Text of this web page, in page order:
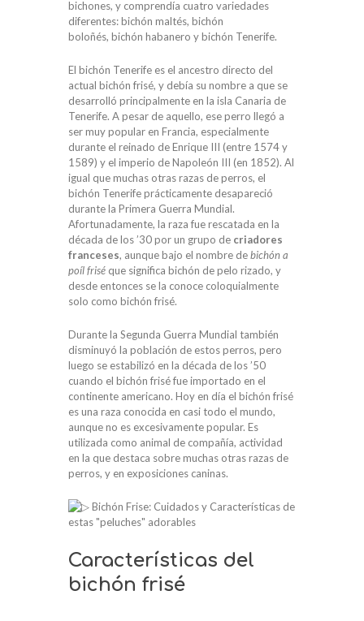
bichones, y comprendía cuatro variedades
diferentes: bichón maltés, bichón
boloñés, bichón habanero y bichón Tenerife.
El bichón Tenerife es el ancestro directo del
actual bichón frisé, y debía su nombre a que se
desarrolló principalmente en la isla Canaria de
Tenerife. A pesar de aquello, ese perro llegó a
ser muy popular en Francia, especialmente
durante el reinado de Enrique III (entre 1574 y
1589) y el imperio de Napoleón III (en 1852). Al
igual que muchas otras razas de perros, el
bichón Tenerife prácticamente desapareció
durante la Primera Guerra Mundial.
Afortunadamente, la raza fue rescatada en la
década de los ’30 por un grupo de criadores
franceses, aunque bajo el nombre debichón a
poíl frisé que significa bichón de pelo rizado, y
desde entonces se la conoce coloquialmente
solo como bichón frisé.
Durante la Segunda Guerra Mundial también
disminuyó la población de estos perros, pero
luego se estabilizó en la década de los ’50
cuando el bichón frisé fue importado en el
continente americano. Hoy en día el bichón frisé
es una raza conocida en casi todo el mundo,
aunque no es excesivamente popular. Es
utilizada como animal de compañía, actividad
en la que destaca sobre muchas otras razas de
perros, y en exposiciones caninas.
Características del
bichón frisé